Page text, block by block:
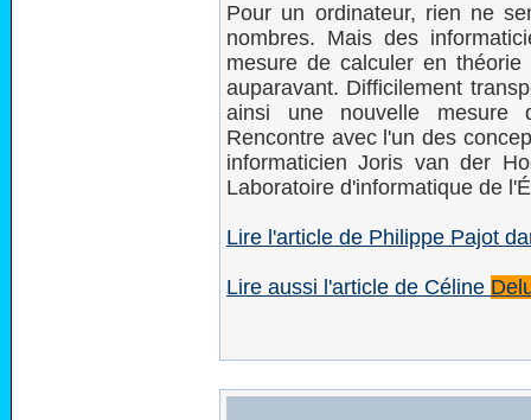
Pour un ordinateur, rien ne
nombres. Mais des
mesure de calculer en
auparavant. Difficilement
ainsi une nouvelle mesure
Rencontre avec l'un des
informaticien Joris van der
Laboratoire d'informatique de
Lire l'article de Philippe Pajot
Lire aussi l'article de Céline